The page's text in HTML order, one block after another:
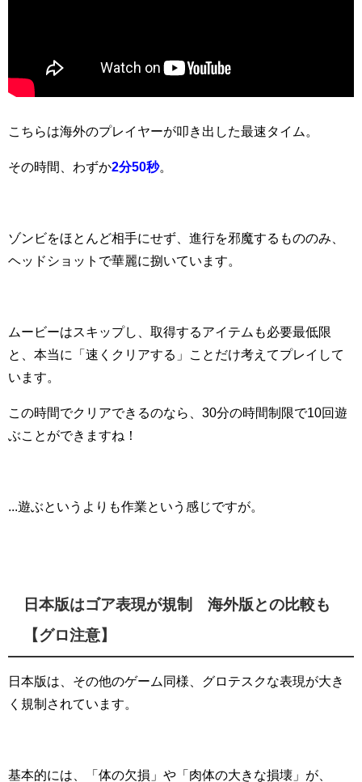
こちらは海外のプレイヤーが叩き出した最速タイム。
その時間、わずか2分50秒。
ゾンビをほとんど相手にせず、進行を邪魔するもののみ、
ヘッドショットで華麗に捌いています。
ムービーはスキップし、取得するアイテムも必要最低限
と、本当に「速くクリアする」ことだけ考えてプレイして
います。
この時間でクリアできるのなら、30分の時間制限で10回遊
ぶことができますね！
...遊ぶというよりも作業という感じですが。
日本版はゴア表現が規制 海外版との比較も
【グロ注意】
日本版は、その他のゲーム同様、グロテスクな表現が大き
く規制されています。
基本的には、「体の欠損」や「肉体の大きな損壊」が、